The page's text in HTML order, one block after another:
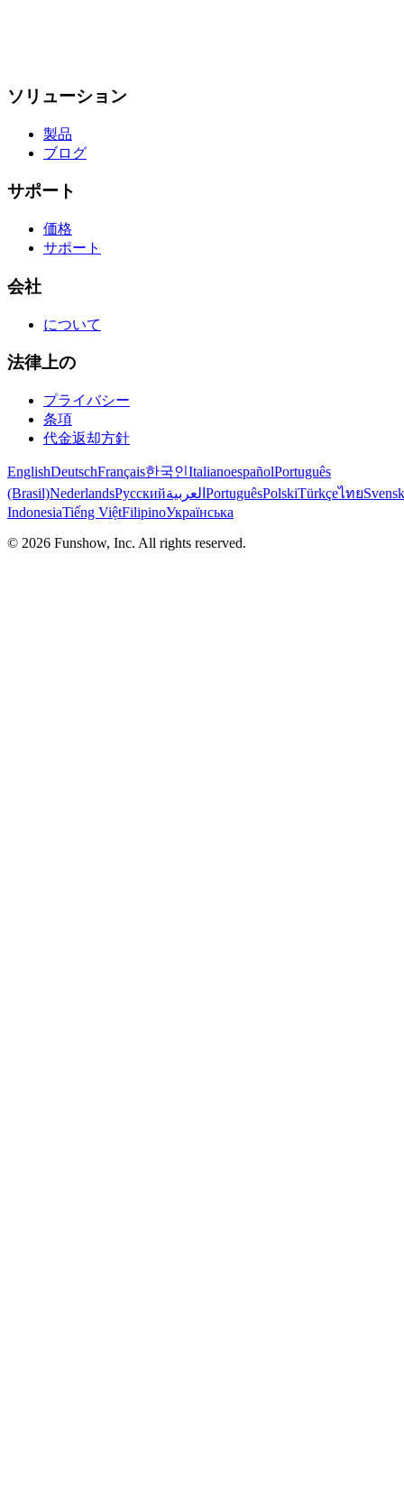
ソリューション
製品
ブログ
サポート
価格
サポート
会社
について
法律上の
プライバシー
条項
代金返却方針
EnglishDeutschFrançais한국인ItalianoespañolPortuguês
(Brasil)NederlandsРусскийالعربية PortuguêsPolskiTürkçeไทย
IndonesiaTiếng ViệtFilipinoУкраїнська
© 2026 Funshow, Inc. All rights reserved.